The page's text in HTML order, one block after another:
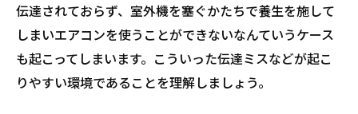
伝達されておらず、室外機を塞ぐかたちで養生を施して
しまいエアコンを使うことができないなんていうケース
も起こってしまいます。こういった伝達ミスなどが起こ
りやすい環境であることを理解しましょう。